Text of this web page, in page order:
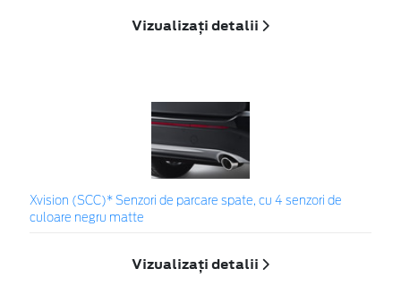
Vizualizați detalii
Xvision (SCC)* Senzori de parcare spate, cu 4 senzori de
culoare negru matte
Vizualizați detalii